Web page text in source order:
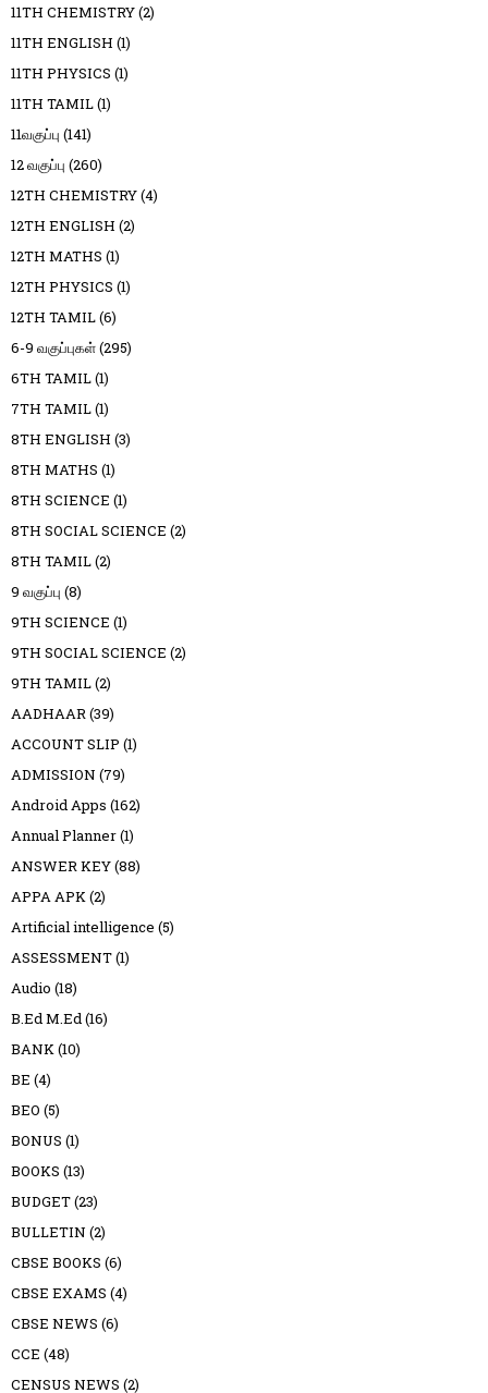
11TH CHEMISTRY(2)
11TH ENGLISH (1)
11TH PHYSICS (1)
11TH TAMIL(1)
11வகுப்பு (141)
12 வகுப்பு (260)
12TH CHEMISTRY(4)
12TH ENGLISH (2)
12TH MATHS (1)
12TH PHYSICS (1)
12TH TAMIL(6)
6-9 வகுப்புகள்(295)
6TH TAMIL(1)
7TH TAMIL(1)
8TH ENGLISH (3)
8TH MATHS (1)
8TH SCIENCE (1)
8TH SOCIAL SCIENCE (2)
8TH TAMIL(2)
9 வகுப்பு (8)
9TH SCIENCE (1)
9TH SOCIAL SCIENCE (2)
9TH TAMIL(2)
AADHAAR(39)
ACCOUNT SLIP (1)
ADMISSION (79)
Android Apps (162)
Annual Planner(1)
ANSWER KEY(88)
APPA APK(2)
Artificial intelligence (5)
ASSESSMENT(1)
Audio (18)
B.Ed M.Ed(16)
BANK(10)
BE (4)
BEO (5)
BONUS (1)
BOOKS (13)
BUDGET(23)
BULLETIN (2)
CBSE BOOKS (6)
CBSE EXAMS (4)
CBSE NEWS (6)
CCE (48)
CENSUS NEWS (2)